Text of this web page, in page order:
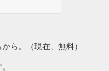
ら。（現在、無料）